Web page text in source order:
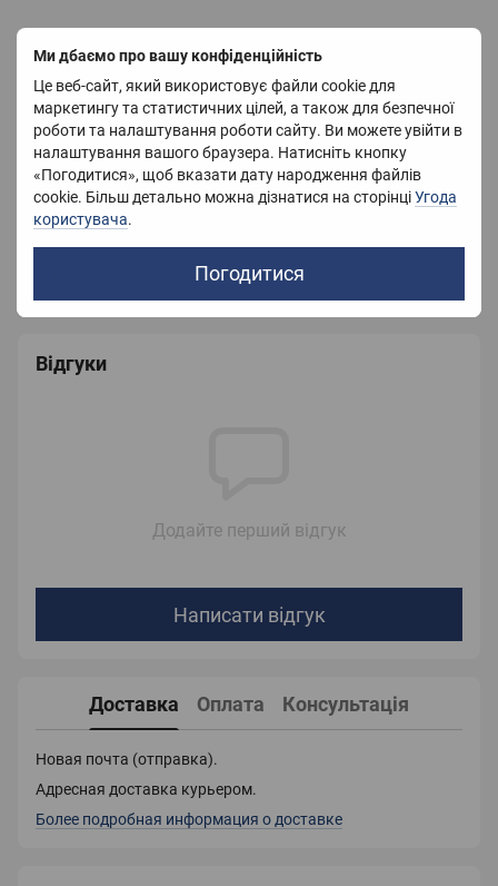
Ми дбаємо про вашу конфіденційність
Це веб-сайт, який використовує файли cookie для
маркетингу та статистичних цілей, а також для безпечної
роботи та налаштування роботи сайту. Ви можете увійти в
налаштування вашого браузера. Натисніть кнопку
«Погодитися», щоб вказати дату народження файлів
cookie. Більш детально можна дізнатися на сторінціУгода
користувача.
Погодитися
Характеристики
Матеріал Мікрофібра
Розмір 150X200 см
Колір Сірий
Китай
Відгуки
Додайте перший відгук
Написати відгук
Доставка Оплата Консультація
Новая почта (отправка).
Адресная доставка курьером.
Более подробная информация о доставке